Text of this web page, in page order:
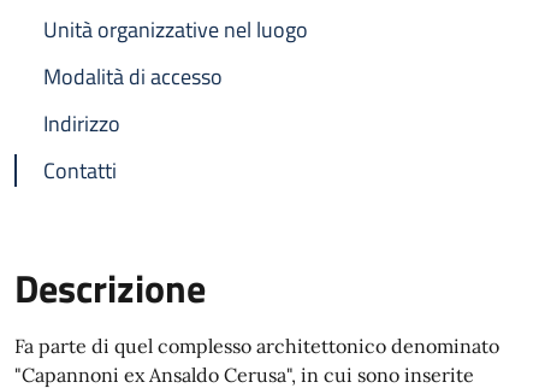
Unità organizzative nel luogo
Modalità di accesso
Indirizzo
Contatti
Descrizione
Fa parte di quel complesso architettonico denominato
"Capannoni ex Ansaldo Cerusa", in cui sono inserite